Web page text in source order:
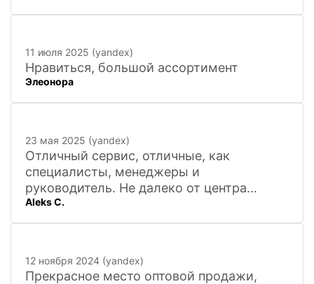
11 июля 2025 (yandex)
Нравиться, большой ассортимент
Элеонора
23 мая 2025 (yandex)
Отличный сервис, отличные, как
специалисты, менеджеры и
руководитель. Не далеко от центра
города, 20 минут
Aleks C.
12 ноября 2024 (yandex)
Прекрасное место оптовой продажи,